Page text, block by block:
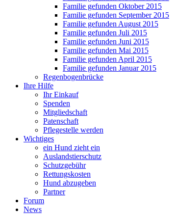
Familie gefunden Oktober 2015
Familie gefunden September 2015
Familie gefunden August 2015
Familie gefunden Juli 2015
Familie gefunden Juni 2015
Familie gefunden Mai 2015
Familie gefunden April 2015
Familie gefunden Januar 2015
Regenbogenbrücke
Ihre Hilfe
Ihr Einkauf
Spenden
Mitgliedschaft
Patenschaft
Pflegestelle werden
Wichtiges
ein Hund zieht ein
Auslandstierschutz
Schutzgebühr
Rettungskosten
Hund abzugeben
Partner
Forum
News